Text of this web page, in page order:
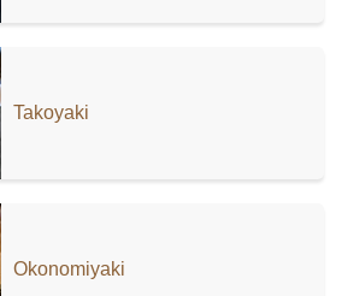
Takoyaki
Okonomiyaki